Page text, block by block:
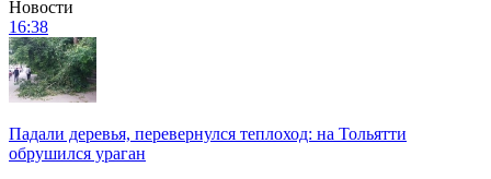
Новости
16:38
Падали деревья, перевернулся теплоход: на Тольятти
обрушился ураган